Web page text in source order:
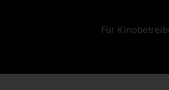
Für